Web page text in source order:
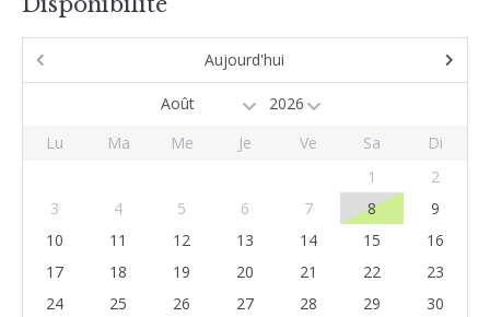
Aujourd'hui
Lu Ma Me Je Ve Sa
Di
1
2
3
4 5 6 7 8
9
10
11 12 13 14 15
16
17
18 19 20 21 22
23
24
25 26 27 28 29
30